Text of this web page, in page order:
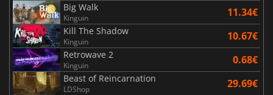
Big Walk
Kinguin 11.34€
Kill The Shadow
Kinguin 10.67€
Retrowave 2
Kinguin 0.68€
Beast of Reincarnation
LDShop 29.69€